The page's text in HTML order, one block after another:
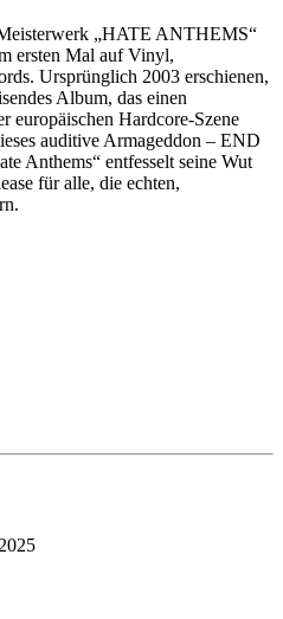
„HATE ANTHEMS“
ersten Mal auf Vinyl,
Ursprünglich 2003 erschienen,
Album, das einen
europäischen Hardcore-Szene
auditive Armageddon – END
Anthems“ entfesselt seine Wut
für alle, die echten,